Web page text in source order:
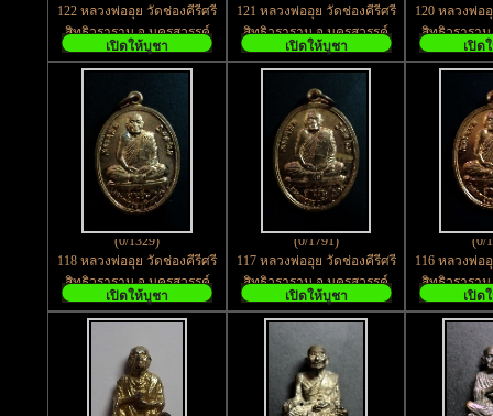
122 หลวงพ่ออุย วัดช่องคีรีศรี
สิทธิวราราม จ.นครสวรรค์
เนื้อทองฝาบาตร ตอกโค๊ต
เปิดให้บูชา
121 หลวงพ่ออุย วัดช่องคีรีศรี
สิทธิวราราม จ.นครสวรรค์
เนื้อทองฝาบาตร
เปิดให้บูชา
120 หลวงพ่อ
สิทธิวรารา
เนื้อ
เปิด
(0/1329)
118 หลวงพ่ออุย วัดช่องคีรีศรี
สิทธิวราราม จ.นครสวรรค์
เนื้อทองแดงตอกโค๊ต
เปิดให้บูชา
(0/1791)
117 หลวงพ่ออุย วัดช่องคีรีศรี
สิทธิวราราม จ.นครสวรรค์
สร้างปี 2555 อายุ 95 ปี
เปิดให้บูชา
(0/
116 หลวงพ่อ
สิทธิวรารา
เปิด